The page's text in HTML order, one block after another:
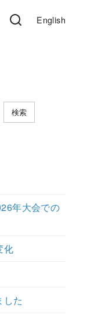
English
検索
年大会での
化
した